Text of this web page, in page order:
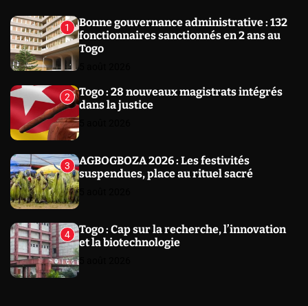
W
S
l
e
u r
c
1
Bonne gouvernance administrative : 132
fonctionnaires sanctionnés en 2 ans au
Togo
2
Togo : 28 nouveaux magistrats intégrés
dans la justice
3
AGBOGBOZA 2026 : Les festivités
suspendues, place au rituel sacré
4
Togo : Cap sur la recherche, l’innovation
et la biotechnologie